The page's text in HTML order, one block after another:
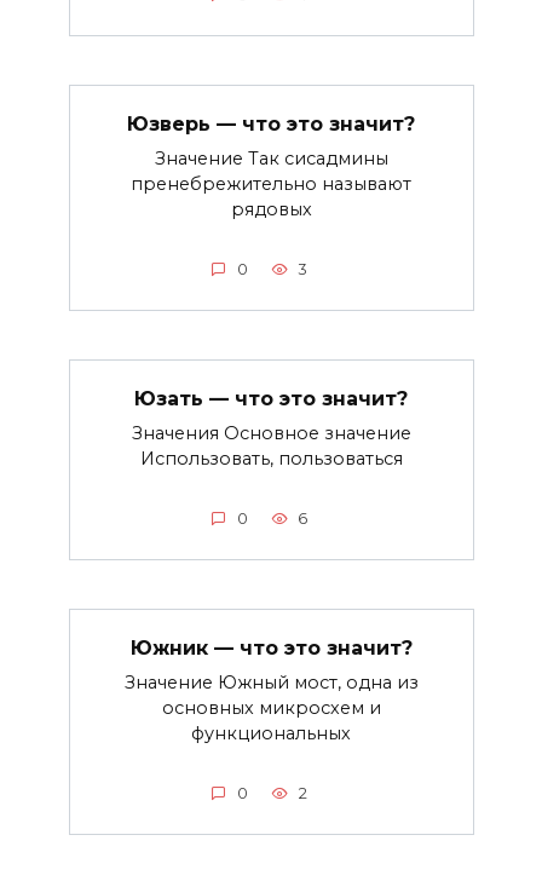
Юзверь — что это значит?
Значение Так сисадмины
пренебрежительно называют
рядовых
0 3
Юзать — что это значит?
Значения Основное значение
Использовать, пользоваться
0 6
Южник — что это значит?
Значение Южный мост, одна из
основных микросхем и
функциональных
0 2